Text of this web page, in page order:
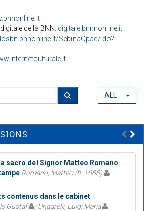
della BNN: digitale.bnnnonline.it
SebinaOpac/.do?
ALL
sacro del Signor Matteo Romano
Romano, Matteo (fl. 1688)
contenus dans le cabinet
Gustaf ; Ungarelli, Luigi Maria
;